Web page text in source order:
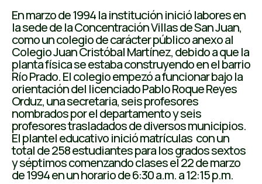
En marzo de 1994 la institución inició labores en
la sede de la Concentración Villas de San Juan,
como un colegio de carácter público anexo al
Colegio Juan Cristóbal Martínez, debido a que la
planta física se estaba construyendo en el barrio
Río Prado. El colegio empezó a funcionar bajo la
orientación del licenciado Pablo Roque Reyes
Orduz, una secretaria, seis profesores
nombrados por el departamento y seis
profesores trasladados de diversos municipios.
El plantel educativo inició matrículas con un
total de 258 estudiantes para los grados sextos
y séptimos comenzando clases el 22 de marzo
de 1994 en un horario de 6:30 a.m. a 12:15 p.m.